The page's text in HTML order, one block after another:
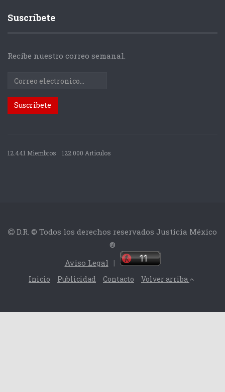
Suscríbete
Recibe nuestro correo semanal.
12.441 Miembros 122.000 Articulos
D.R. © Todos los derechos reservados Justicia México
®
Aviso Legal |
Inicio Publicidad Contacto Volver arriba